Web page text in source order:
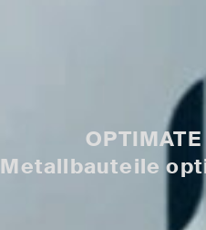
OPTIMATE
Metallbauteile